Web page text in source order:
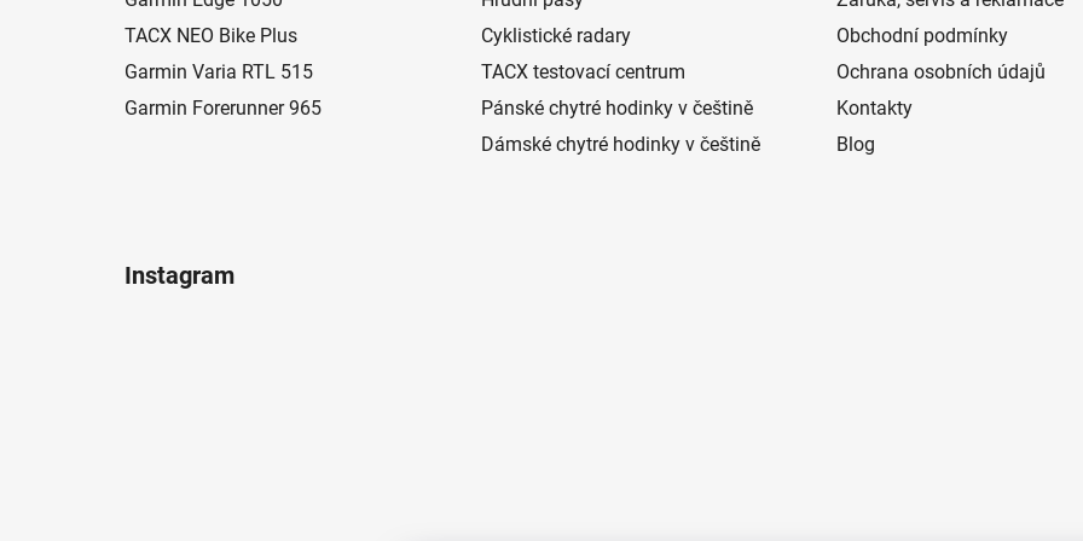
TACX NEO Bike Plus
Garmin Varia RTL 515
Garmin Forerunner 965
Cyklistické radary
TACX testovací centrum
Pánské chytré hodinky v češtině
Dámské chytré hodinky v češtině
Obchodní podmínky
Ochrana osobních údajů
Kontakty
Blog
Instagram